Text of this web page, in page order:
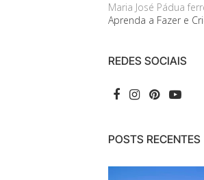
Maria José Pádua
Aprenda a Fazer e
REDES SOCIAIS
POSTS RECENTES